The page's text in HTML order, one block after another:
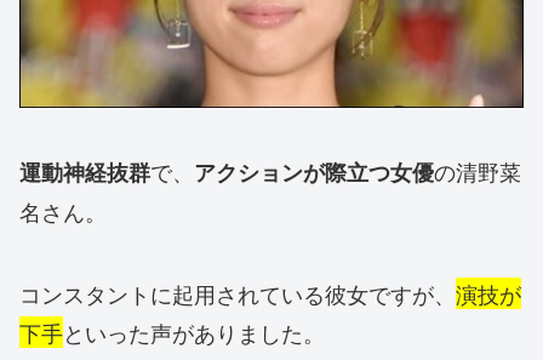
運動神経抜群で、 アクションが際立つ女優の清野菜
名さん。
コンスタントに起用されている彼女ですが、 演技が
下手といった声がありました。